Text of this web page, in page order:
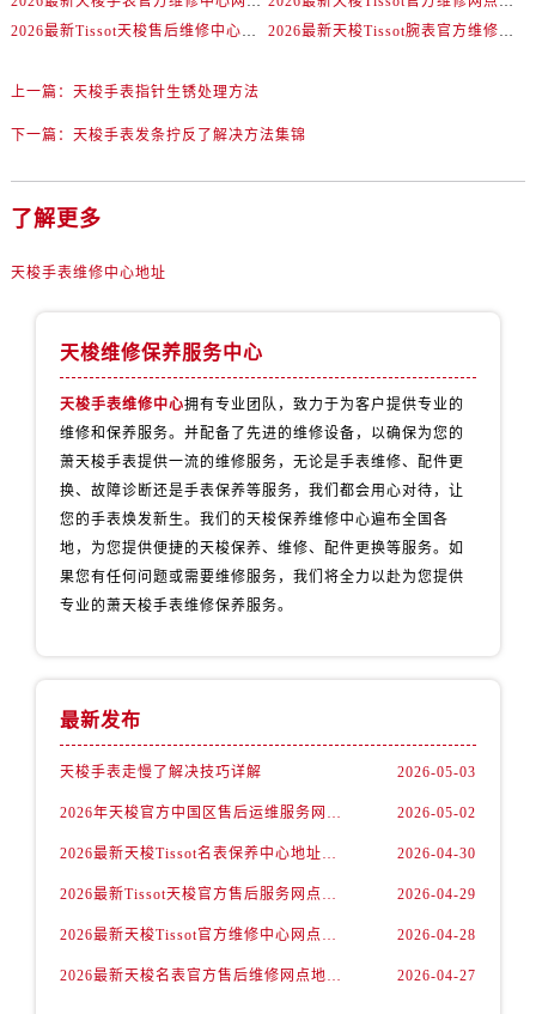
上一篇： 天梭手表指针生锈处理方法
下一篇： 天梭手表发条拧反了解决方法集锦
了解更多
天梭手表维修中心地址
天梭维修保养服务中心
天梭手表维修中心拥有专业团队，致力于为客户提供专业的
维修和保养服务。并配备了先进的维修设备，以确保为您的
萧天梭手表提供一流的维修服务，无论是手表维修、配件更
换、故障诊断还是手表保养等服务，我们都会用心对待，让
您的手表焕发新生。我们的天梭保养维修中心遍布全国各
地，为您提供便捷的天梭保养、维修、配件更换等服务。如
果您有任何问题或需要维修服务，我们将全力以赴为您提供
专业的萧天梭手表维修保养服务。
最新发布
天梭手表走慢了解决技巧详解 2026-05-03
2026-05-02
2026-04-30
2026-04-29
2026-04-28
2026-04-27